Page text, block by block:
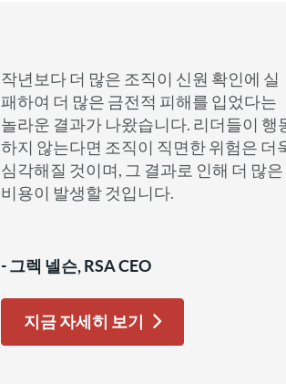
작년보다 더 많은 조직이 신원 확인에 실
패하여 더 많은 금전적 피해를 입었다는
놀라운 결과가 나왔습니다. 리더들이 행
하지 않는다면 조직이 직면한 위험은 더
심각해질 것이며, 그 결과로 인해 더 많은
비용이 발생할 것입니다.
- 그렉 넬슨, RSA CEO
지금 자세히 보기